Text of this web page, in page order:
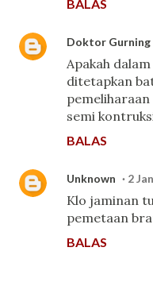
BALAS
Doktor Gurning
Apakah
ditetapkan
semi
BALAS
Unknown 2
Klo jaminan
pemetaan
BALAS